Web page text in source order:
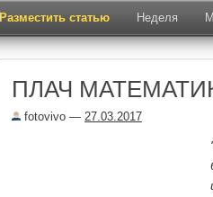
Разместить статью Неделя
ПЛАЧ
fotovivo — 27.03.2017